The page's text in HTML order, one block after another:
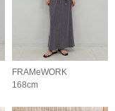
FRAMeWORK
168cm